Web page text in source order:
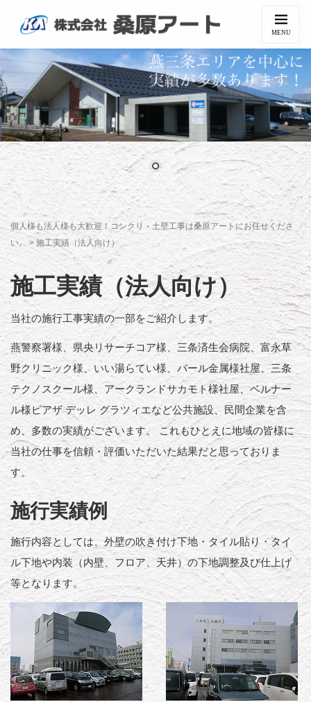
MENU
個人様も法人様も大歓迎！コンクリ・土壁工事は桑原アートにお任せくださ
い。 > 施工実績（法人向け）
施工実績（法人向け）
当社の施行工事実績の一部をご紹介します。
燕警察署様、県央リサーチコア様、三条済生会病院、富永草
野クリニック様、いい湯らてい様、パール金属様社屋、三条
テクノスクール様、アークランドサカモト様社屋、ベルナー
ル様ピアザ デッレ グラツィエなど公共施設、民間企業を含
め、多数の実績がございます。 これもひとえに地域の皆様に
当社の仕事を信頼・評価いただいた結果だと思っておりま
す。
施行実績例
施行内容としては、外壁の吹き付け下地・タイル貼り・タイ
ル下地や内装（内壁、フロア、天井）の下地調整及び仕上げ
等となります。